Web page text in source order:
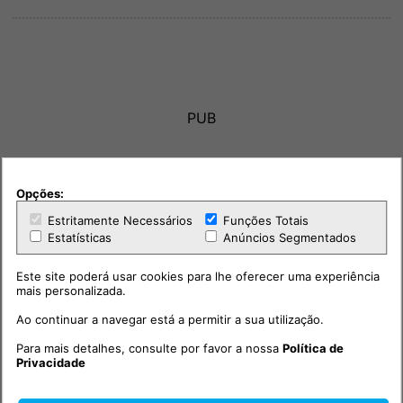
PUB
Opções:
Estritamente Necessários
Funções Totais
Estatísticas
Anúncios Segmentados
Este site poderá usar cookies para lhe oferecer uma experiência
mais personalizada.
Ao continuar a navegar está a permitir a sua utilização.
Para mais detalhes, consulte por favor a nossaPolítica de
Privacidade